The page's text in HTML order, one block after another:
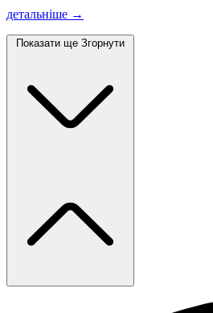
детальніше →
Показати ще Згорнути